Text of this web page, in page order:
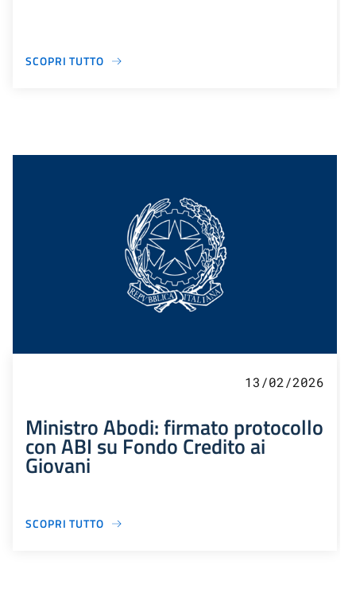
SCOPRI TUTTO
13/02/2026
Ministro Abodi: firmato protocollo
con ABI su Fondo Credito ai
Giovani
SCOPRI TUTTO